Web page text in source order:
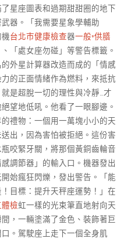
星座圖表和過期甜甜圈的地下
武器。「我需要星象學輔助
台北巿健康檢查器一般+供膳
「處女座勿碰」等警告標籤。
外星計算器改造而成的「情感
的正面情緒作為燃料，來抵抗
是超脫一切的理性與冷靜…才
望地低吼。他看了一眼腳邊。
禮物：一個用一萬塊小小的天
出，因為害怕被拒絕。這份害
咬緊牙關，將那個黃銅齒輪音
調節器」的輸入口。機器發出
始瘋狂閃爍，發出警告。「能
目標：提升天秤座運勢！」在
體檢虹一樣的光束筆直地射向天
，一輛塗滿了金色、裝飾著巨
。駕駛座上走下一個全身肌